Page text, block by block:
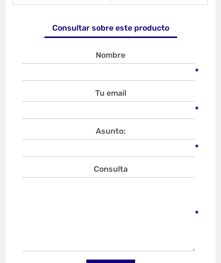
Consultar sobre este producto
Nombre
*
Tu email
*
Asunto:
*
Consulta
*